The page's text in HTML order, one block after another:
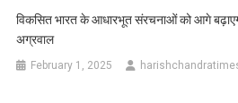
विकसित भारत के आधारभूत संरचनाओं को आगे
अग्रवाल
February 1, 2025